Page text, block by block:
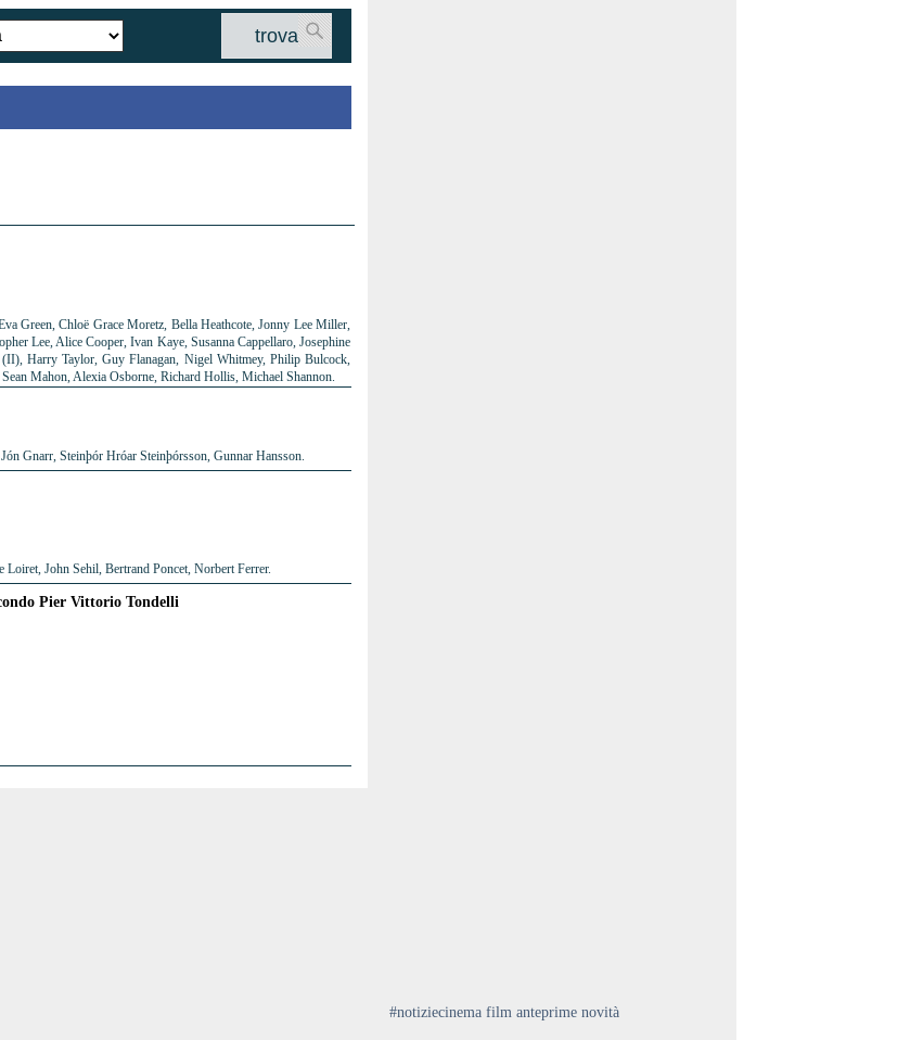
trova
Green, Chloë Grace Moretz, Bella Heathcote, Jonny Lee Miller,
Lee, Alice Cooper, Ivan Kaye, Susanna Cappellaro, Josephine
Harry Taylor, Guy Flanagan, Nigel Whitmey, Philip Bulcock,
Mahon, Alexia Osborne, Richard Hollis, Michael Shannon.
Gnarr, Steinþór Hróar Steinþórsson, Gunnar Hansson.
John Sehil, Bertrand Poncet, Norbert Ferrer.
Pier Vittorio Tondelli
#notiziecinema film anteprime novità